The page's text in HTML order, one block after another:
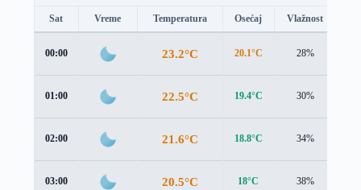
Sat Vreme Temperatura Osećaj Vlažnost
00:00 23.2°C 20.1°C 28%
01:00 22.5°C 19.4°C 30%
02:00 21.6°C 18.8°C 34%
03:00 20.5°C 18°C 38%